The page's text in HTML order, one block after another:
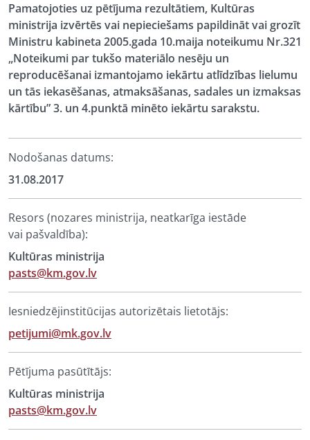
Pamatojoties uz pētījuma rezultātiem, Kultūras
ministrija izvērtēs vai nepieciešams papildināt vai grozīt
Ministru kabineta 2005.gada 10.maija noteikumu Nr.321
„Noteikumi par tukšo materiālo nesēju un
reproducēšanai izmantojamo iekārtu atlīdzības lielumu
un tās iekasēšanas, atmaksāšanas, sadales un izmaksas
kārtību” 3. un 4.punktā minēto iekārtu sarakstu.
Nodošanas datums:
31.08.2017
Resors (nozares ministrija, neatkarīga iestāde
vai pašvaldība):
Kultūras ministrija
pasts@km.gov.lv
Iesniedzējinstitūcijas autorizētais lietotājs:
petijumi@mk.gov.lv
Pētījuma pasūtītājs:
Kultūras ministrija
pasts@km.gov.lv